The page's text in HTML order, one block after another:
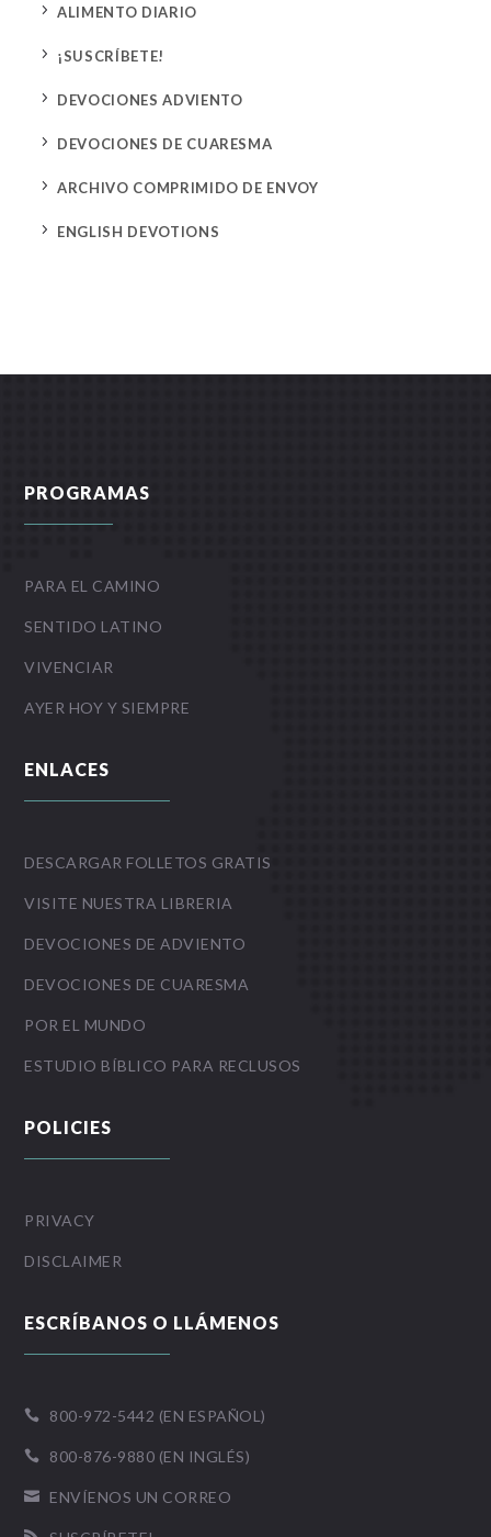
5 ALIMENTO DIARIO
5 ¡SUSCRÍBETE!
5 DEVOCIONES ADVIENTO
5 DEVOCIONES DE CUARESMA
5 ARCHIVO COMPRIMIDO DE ENVOY
5 ENGLISH DEVOTIONS
PROGRAMAS
PARA EL CAMINO
SENTIDO LATINO
VIVENCIAR
AYER HOY Y SIEMPRE
ENLACES
DESCARGAR FOLLETOS GRATIS
VISITE NUESTRA LIBRERIA
DEVOCIONES DE ADVIENTO
DEVOCIONES DE CUARESMA
POR EL MUNDO
ESTUDIO BÍBLICO PARA RECLUSOS
POLICIES
PRIVACY
DISCLAIMER
ESCRÍBANOS O LLÁMENOS
 800-972-5442 (EN ESPAÑOL)
 800-876-9880 (EN INGLÉS)
 ENVÍENOS UN CORREO